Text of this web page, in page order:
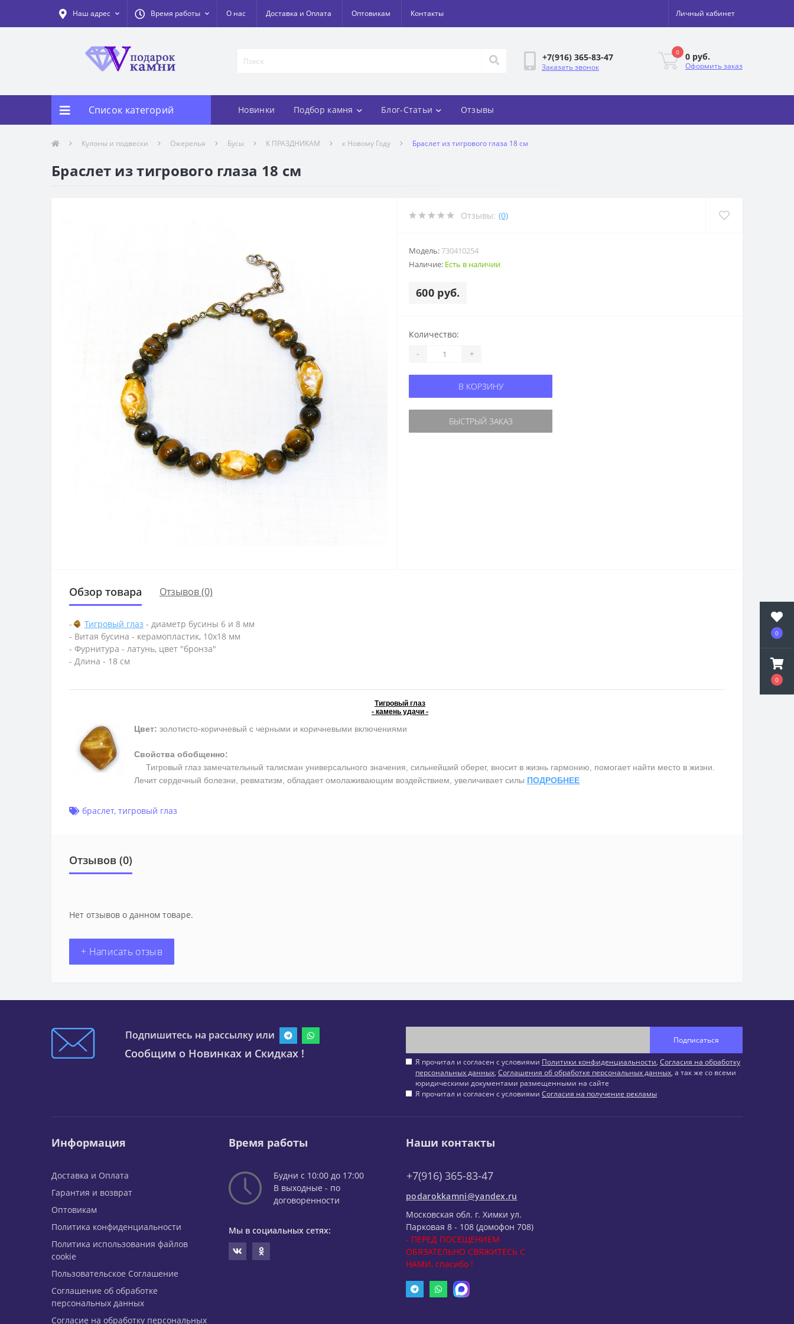
0
0
Наш адрес Время работы О нас Доставка и Оплата Оптовикам Контакты Личный кабинет
+7(916) 365-83-47
Заказать звонок
0 0 руб.
Оформить заказ
Список категорий Новинки Подбор камня Блог-Статьи Отзывы
Кулоны и подвески Ожерелья Бусы К ПРАЗДНИКАМ к Новому Году Браслет из тигрового глаза 18 см
Браслет из тигрового глаза 18 см
Отзывы: (0)
Модель:730410254
Наличие: Есть в наличии
600 руб.
Количество:
- +
В КОРЗИНУ
БЫСТРЫЙ ЗАКАЗ
Обзор товара Отзывов (0)
- Тигровый глаз - диаметр бусины 6 и 8 мм
- Витая бусина - керамопластик, 10х18 мм
- Фурнитура - латунь, цвет "бронза"
- Длина - 18 см
Тигровый глаз
- камень удачи -
Цвет: золотисто-коричневый с черными и коричневыми включениями
Свойства обобщенно:
Тигровый глаз замечательный талисман универсального значения, сильнейший оберег, вносит в жизнь гармонию, помогает найти место в жизни.
Лечит сердечный болезни, ревматизм, обладает омолаживающим воздействием, увеличивает силы ПОДРОБНЕЕ
браслет, тигровый глаз
Отзывов (0)
Нет отзывов о данном товаре.
+ Написать отзыв
Подпишитесь на рассылку или
Сообщим о Новинках и Скидках !
Подписаться
Я прочитал и согласен с условиями Политики конфиденциальности, Согласия на обработку
персональных данных, Соглашения об обработке персональных данных, а так же со всеми
юридическими документами размещенными на сайте
Я прочитал и согласен с условиями Согласия на получение рекламы
Информация
Доставка и Оплата
Гарантия и возврат
Оптовикам
Политика конфиденциальности
Политика использования файлов
cookie
Пользовательское Соглашение
Соглашение об обработке
персональных данных
Согласие на обработку персональных
Время работы
Будни с 10:00 до 17:00
В выходные - по
договоренности
Мы в социальных сетях:
Наши контакты
+7(916) 365-83-47
podarokkamni@yandex.ru
Московская обл. г. Химки ул.
Парковая 8 - 108 (домофон 708)
- ПЕРЕД ПОСЕЩЕНИЕМ
ОБЯЗАТЕЛЬНО СВЯЖИТЕСЬ С
НАМИ, спасибо !